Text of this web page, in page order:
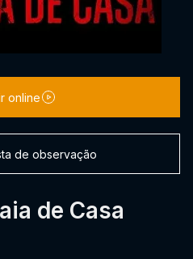
de Casa
online
de observação